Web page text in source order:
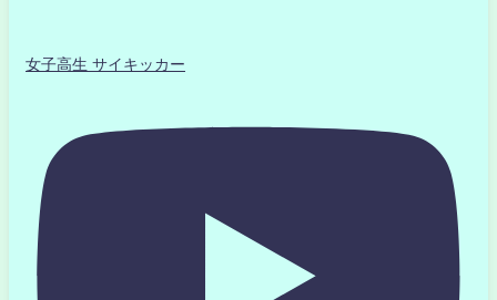
女子高生 サイキッカー